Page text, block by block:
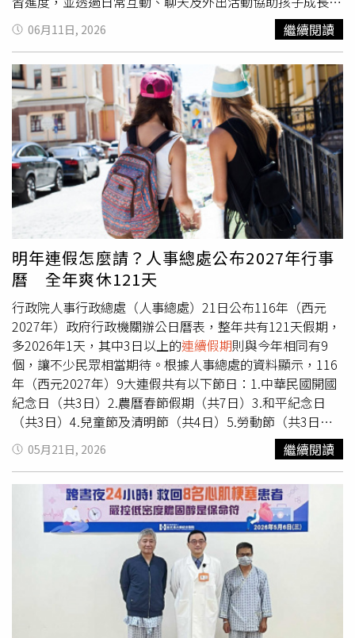
人傳統的觀念中，蠟燭是祭祀亡者使用，尤其是白色蠟燭，
千萬不可以拿來送人，不吉利！若是條狀白色蠟燭，在中間
剪開，意喻斷開不吉利；若是方形或桶形則沒關係。七、送
李「送李」與「送離」諧音同，情感分離，所以情人節當天
不可送李，平常送李子禮盒則沒關係。收禮人可以付一個低
廉的價錢1元或5元銅板給送禮人，意喻買走這份禮物，藉此
避開不吉利忌諱。八、送鐘「送鐘」與「送終」同音，在華
人傳統觀念中，這是不吉利！「送鐘」原本用意是珍惜時
間，準時，守時，但寧可贈送手錶，亦避免送鐘。如果收禮
一方希望收到時鐘作為禮物，送禮人可以要求對方付一個低
廉的價錢1元或5元銅板，買走這份禮物，藉此避開「送鐘」
的不吉利忌諱。如果您對送鐘有忌諱，也可以將鐘放在廁所
五（閩南話〝有〞）天來化解，因為有屎（始）有終
（鐘）！
同時，也需負責接送孩子上下課，以及協助安排家庭相關行
程。除了家庭事務外，應徵者還需負責白天接送董事長，因
此必須具備駕駛能力。此外，職缺條件中也列出需具備基本
影片剪輯能力，以協助處理相關工作需求。劉伊心徵特助工
作內容包山包海，被網友罵爆。（圖／翻攝臉書／劉伊心）
在工時安排方面，工作時間約為中午至晚間8時或9時，每月
休假8天。不過，由於配合家庭活動及旅遊行程需求，週末
與連續假期原則上也需配合出勤。薪資部分則開出月薪4萬
5000元，並提供勞工保險及全民健康保險等基本福利。有
網友在社群平台分享徵才網站截圖後表示，看完工作內容後
相當驚訝，認為職務涵蓋範圍十分廣泛，從教育陪伴、司機
接送到行政安排幾乎一手包辦，忍不住直呼「真的不知道該
說什麼」。貼文曝光後迅速引發網友討論，「這工作內容一
個月少說要12萬吧」、「專業的保母都超過這個薪水耶」、
「細細算了下，一個人要做8種專業領域的工作」、「國小
老師+幼教老師+心理諮商師+剪輯師+攝影師+司機+保姆+24
小時賣身契隨傳隨到……這已經不是請一個人上班了，這是
在組一間公司，而且還要求全年無休」、「45000這薪水會
不會太糟蹋人了」、「這不就瑪麗亞？還特助勒」。老虎牙
子目前已將職缺下架。（圖／104求職網）
06月11日, 2026 繼續閱讀
明年連假怎麼請？人事總處公布2027年行事
曆 全年爽休121天
行政院人事行政總處（人事總處）21日公布116年（西元
2027年）政府行政機關辦公日曆表，整年共有121天假期，
多2026年1天，其中3日以上的連續假期則與今年相同有9
個，讓不少民眾相當期待。根據人事總處的資料顯示，116
年（西元2027年）9大連假共有以下節日：1.中華民國開國
紀念日（共3日）2.農曆春節假期（共7日）3.和平紀念日
（共3日）4.兒童節及清明節（共4日）5.勞動節（共3日）6.
國慶日（共3日）7.臺灣光復暨金門古寧頭大捷紀念日（共3
日）8.行憲紀念日（共3日）9.117年1月1日開國紀念日適逢
星期六，於116年12月31日（星期五）補假人事總處強調，
政府行政機關辦公日曆表僅適用於政府行政機關公務人員，
公營事業機構人員的放假，原則上比照辦理；至實施條例第
9條規定有關警察、消防、海巡、軍事等性質特殊政府機關
（構）放假日及各級學校適用之學年度行事曆，由內政部、
海洋委員會、國防部及各該主管教育行政機關等視需要調移
之。此外，民間企業人員放假涉及勞動基準法相關事項，應
依該法主管機關勞動部規定辦理。行政院人事行政總處公布
2027年行事曆。（圖／行政院人事行政總處提供）
05月21日, 2026 繼續閱讀